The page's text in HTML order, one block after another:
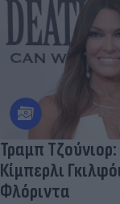
Τραμπ
Κίμπερλι
Φλόριντα